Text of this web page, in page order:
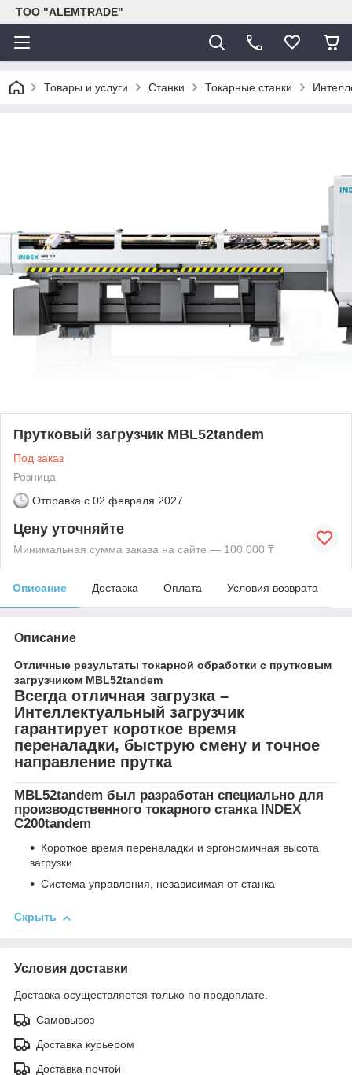
ТОО "ALEMTRADE"
Товары и услуги Станки Токарные станки
Прутковый загрузчик MBL52tandem
Под заказ
Розница
Отправка с 02 февраля 2027
Цену уточняйте
Минимальная сумма заказа на сайте — 100 000 ₸
Описание Доставка Оплата Условия возврата
Описание
Отличные результаты токарной обработки с прутковым
загрузчиком MBL52tandem
Всегда отличная загрузка –
Интеллектуальный загрузчик
гарантирует короткое время
переналадки, быструю смену и точное
направление прутка
MBL52tandem был разработан специально для
производственного токарного станка INDEX
C200tandem
Короткое время переналадки и эргономичная высота
загрузки
Система управления, независимая от станка
Скрыть
Условия доставки
Доставка осуществляется только по предоплате.
Самовывоз
Доставка курьером
Доставка почтой